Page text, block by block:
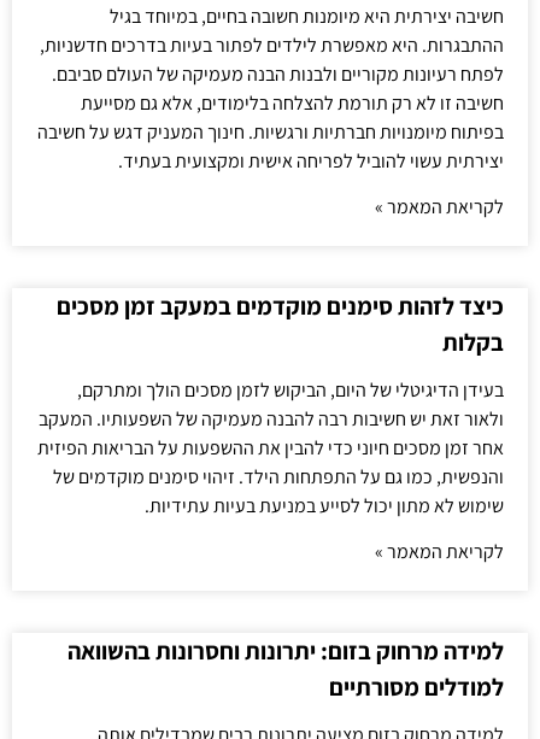
חשיבה יצירתית היא מיומנות חשובה בחיים, במיוחד בגיל
ההתבגרות. היא מאפשרת לילדים לפתור בעיות בדרכים חדשניות,
לפתח רעיונות מקוריים ולבנות הבנה מעמיקה של העולם סביבם.
חשיבה זו לא רק תורמת להצלחה בלימודים, אלא גם מסייעת
בפיתוח מיומנויות חברתיות ורגשיות. חינוך המעניק דגש על חשיבה
יצירתית עשוי להוביל לפריחה אישית ומקצועית בעתיד.
לקריאת המאמר »
כיצד לזהות סימנים מוקדמים במעקב זמן מסכים
בקלות
בעידן הדיגיטלי של היום, הביקוש לזמן מסכים הולך ומתרקם,
ולאור זאת יש חשיבות רבה להבנה מעמיקה של השפעותיו. המעקב
אחר זמן מסכים חיוני כדי להבין את ההשפעות על הבריאות הפיזית
והנפשית, כמו גם על התפתחות הילד. זיהוי סימנים מוקדמים של
שימוש לא מתון יכול לסייע במניעת בעיות עתידיות.
לקריאת המאמר »
למידה מרחוק בזום: יתרונות וחסרונות בהשוואה
למודלים מסורתיים